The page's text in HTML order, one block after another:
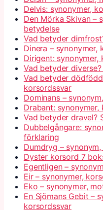
Delvis: synonymer,
Den Mörka Skivan –
betydelse
Vad betyder
Dinera –
Dirigent:
Vad betyder
Vad betyder
korsordssvar
Dominans –
Drabant:
Vad betyder dravel?
Dubbelgångare:
förklaring
Dumdryg –
Dyster korsord 7
Egentligen –
Eir – synonymer,
Eko – synonymer,
En Sjömans Gebit –
korsordssvar